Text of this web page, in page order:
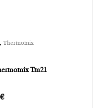
Thermomix
Tm21
€